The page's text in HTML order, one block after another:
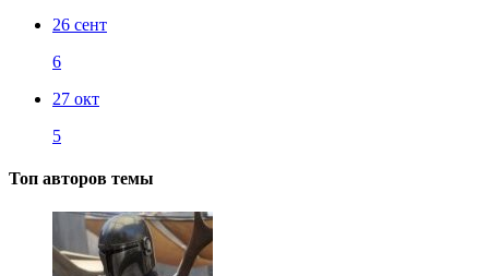
26 сент
6
27 окт
5
Топ авторов темы